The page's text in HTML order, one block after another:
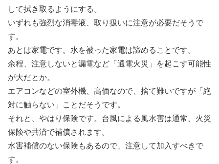
して拭き取るようにする。
いずれも強烈な消毒液、取り扱いに注意が必要だそうで
す。
あとは家電です。水を被った家電は諦めることです。
余程、注意しないと漏電など「通電火災」を起こす可能性
が大だとか。
エアコンなどの室外機、高価なので、捨て難いですが「絶
対に触らない」ことだそうです。
それと、やはり保険です。台風による風水害は通常、火災
保険や共済で補償されます。
水害補償のない保険もあるので、注意して加入すべきで
す。